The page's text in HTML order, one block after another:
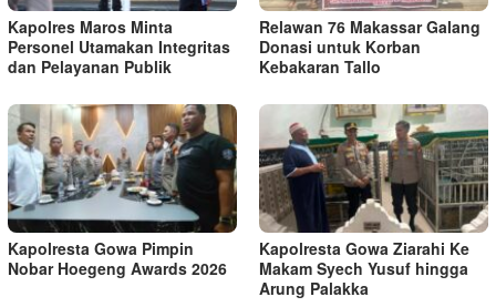
Kapolres Maros Minta
Personel Utamakan Integritas
dan Pelayanan Publik
Relawan 76 Makassar Galang
Donasi untuk Korban
Kebakaran Tallo
Kapolresta Gowa Pimpin
Nobar Hoegeng Awards 2026
Kapolresta Gowa Ziarahi Ke
Makam Syech Yusuf hingga
Arung Palakka